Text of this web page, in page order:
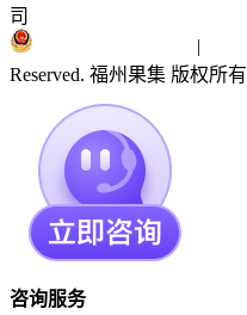
司
|
Reserved. 福州果集 版权所有
咨询服务